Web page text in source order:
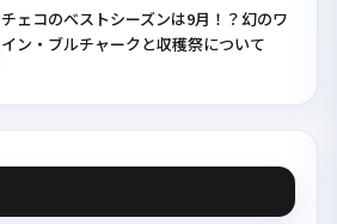
チェコのベストシーズンは9月！？幻のワ
イン・ブルチャークと収穫祭について